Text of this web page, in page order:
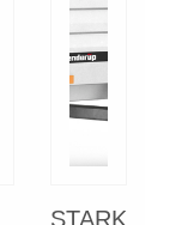
STARK